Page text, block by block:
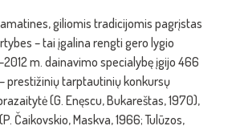
giliomis tradicijomis pagrįstas
– tai įgalina rengti gero lygio
m. dainavimo specialybę įgijo 466
prestižinių tarptautinių konkursų
(G. Enęscu, Bukareštas, 1970),
Čaikovskio, Maskva, 1966; Tulūzos,